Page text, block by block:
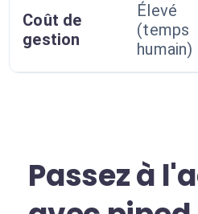
Coût de
gestion
Élevé
(temps
humain)
Passez à